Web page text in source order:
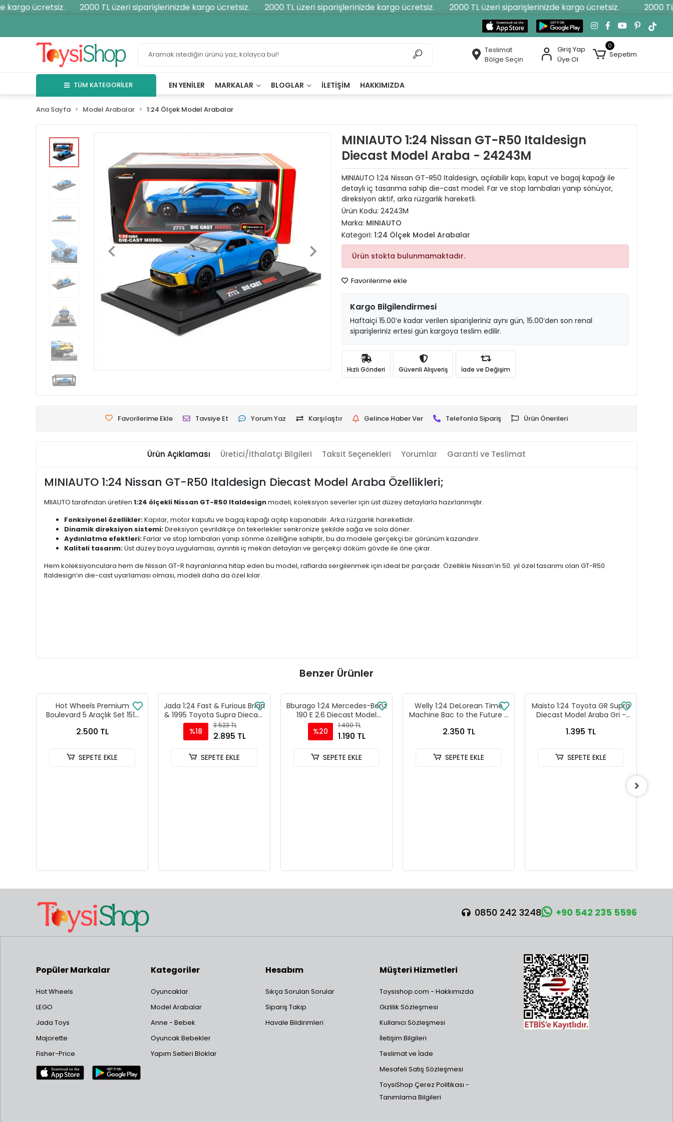
ücretsiz. 2000 TL üzeri siparişlerinizde kargo ücretsiz. 2000 TL üzeri siparişlerinizde kargo ücretsiz. 2000 TL üzeri siparişlerinizde kargo ücretsiz. 2000
Teslimat
Bölge Seçin
Giriş Yap
Üye Ol
0
Sepetim
TÜM KATEGORİLER EN YENILER MARKALAR BLOGLAR İLETIŞIM HAKKIMIZDA
Ana Sayfa Model Arabalar 1:24 Ölçek Model Arabalar
MINIAUTO 1:24 Nissan GT-R50 Italdesign
Diecast Model Araba - 24243M
MINIAUTO 1:24 Nissan GT-R50 Italdesign, açılabilir kapı, kaput ve bagaj kapağı ile
detaylı iç tasarıma sahip die-cast model. Far ve stop lambaları yanıp sönüyor,
direksiyon aktif, arka rüzgarlık hareketli.
Ürün Kodu: 24243M
Marka: MINIAUTO
Kategori: 1:24 Ölçek Model Arabalar
Ürün stokta bulunmamaktadır.
Favorilerime ekle
Kargo Bilgilendirmesi
Haftaiçi 15.00’e kadar verilen siparişleriniz aynı gün, 15.00’den son renal
siparişleriniz ertesi gün kargoya teslim edilir.
Hızlı Gönderi Güvenli Alışveriş İade ve Değişim
Favorilerime Ekle Tavsiye Et Yorum Yaz Karşılaştır Gelince Haber Ver Telefonla Sipariş Ürün Önerileri
Ürün Açıklaması Üretici/İthalatçı Bilgileri Taksit Seçenekleri Yorumlar Garanti ve Teslimat
MINIAUTO 1:24 Nissan GT-R50 Italdesign Diecast Model Araba Özellikleri;
MIIAUTO tarafından üretilen 1:24 ölçekli Nissan GT-R50 Italdesignmodeli, koleksiyon severler için üst düzey detaylarla hazırlanmıştır.
Fonksiyonel özellikler:Kapılar, motor kaputu ve bagaj kapağı açılıp kapanabilir. Arka rüzgarlık hareketlidir.
Dinamik direksiyon sistemi:Direksiyon çevrildikçe ön tekerlekler senkronize şekilde sağa ve sola döner.
Aydınlatma efektleri:Farlar ve stop lambaları yanıp sönme özelliğine sahiptir, bu da modele gerçekçi bir görünüm kazandırır.
Kaliteli tasarım:Üst düzey boya uygulaması, ayrıntılı iç mekan detayları ve gerçekçi döküm gövde ile öne çıkar.
Hem koleksiyonculara hem de Nissan GT-R hayranlarına hitap eden bu model, raflarda sergilenmek için ideal bir parçadır. Özellikle Nissan’ın 50. yıl özel tasarımı olan GT-R50
Italdesign’ın die-cast uyarlaması olması, modeli daha da özel kılar.
Benzer Ürünler
Hot Wheels Premium
Boulevard 5 Araçlık Set 151-
2.500 TL
SEPETE EKLE
Jada 1:24 Fast & Furious Brian
& 1995 Toyota Supra Diecast
Model Araba - 30738
%18
3.523 TL
2.895 TL
SEPETE EKLE
Bburago 1:24 Mercedes-Benz
190 E 2.6 Diecast Model
Araba - Kırmızı
%20
1.490 TL
1.190 TL
SEPETE EKLE
Welly 1:24 DeLorean Time
Machine Bac to the Future 3
2.350 TL
SEPETE EKLE
Maisto 1:24 Toyota GR Supra
Diecast Model Araba Gri -
1.395 TL
SEPETE EKLE
0850 242 3248 +90 542 235 5596
Popüler Markalar
Hot Wheels
LEGO
Jada Toys
Majorette
Fisher-Price
Kategoriler
Oyuncaklar
Model Arabalar
Anne - Bebek
Oyuncak Bebekler
Yapım Setleri Bloklar
Hesabım
Sıkça Sorulan Sorular
Sipariş Takip
Havale Bildirimleri
Müşteri Hizmetleri
Toysishop.com - Hakkımızda
Gizlilik Sözleşmesi
Kullanıcı Sözleşmesi
İletişim Bilgileri
Teslimat ve İade
Mesafeli Satış Sözleşmesi
ToysiShop Çerez Politikası -
Tanımlama Bilgileri